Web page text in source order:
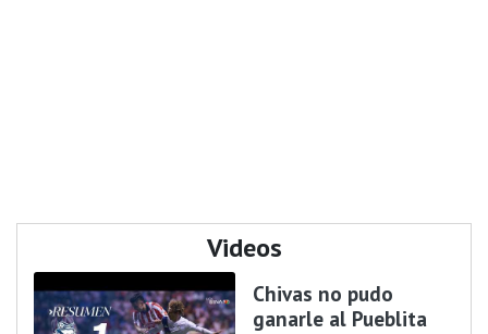
Videos
Chivas no pudo
ganarle al Pueblita